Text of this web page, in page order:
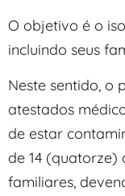
O objetivo é o
incluindo seus
Neste sentido, o
atestados
de estar
de 14 (quatorze)
familiares,